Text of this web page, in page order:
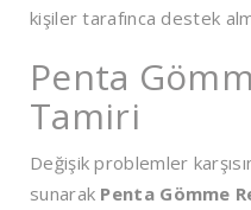
kişiler tarafınca destek
Penta
Tamiri
Değişik problemler
sunarak Penta Gömme